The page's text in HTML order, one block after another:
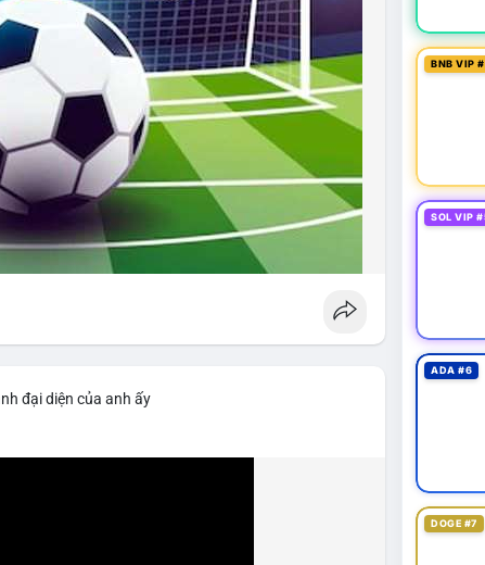
đại diện của anh ấy
BNB VIP
SOL VIP
ADA #6
DOGE #7